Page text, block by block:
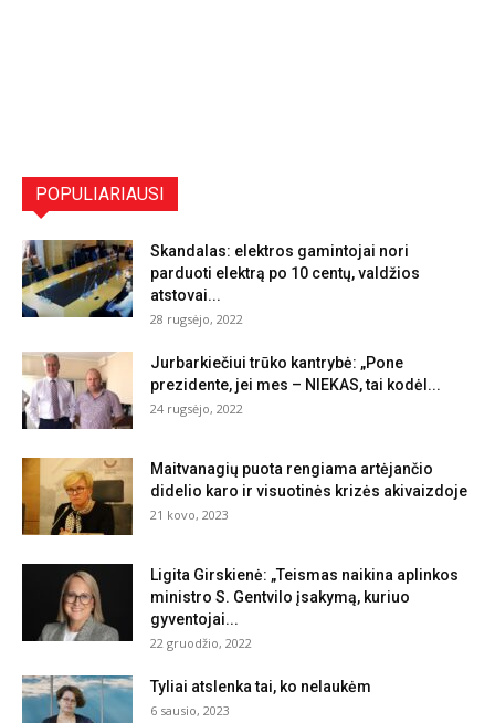
POPULIARIAUSI
Skandalas: elektros gamintojai nori
parduoti elektrą po 10 centų, valdžios
atstovai...
28 rugsėjo, 2022
Jurbarkiečiui trūko kantrybė: „Pone
prezidente, jei mes – NIEKAS, tai kodėl...
24 rugsėjo, 2022
Maitvanagių puota rengiama artėjančio
didelio karo ir visuotinės krizės akivaizdoje
21 kovo, 2023
Ligita Girskienė: „Teismas naikina aplinkos
ministro S. Gentvilo įsakymą, kuriuo
gyventojai...
22 gruodžio, 2022
Tyliai atslenka tai, ko nelaukėm
6 sausio, 2023